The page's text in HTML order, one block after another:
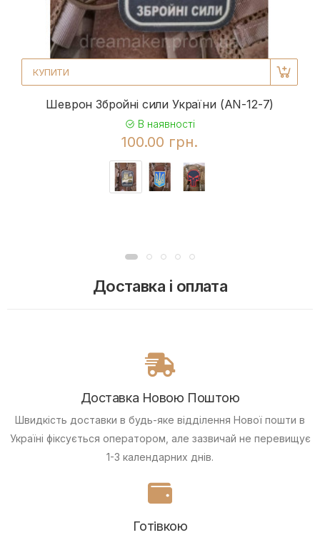
КУПИТИ
Шеврон Збройні сили України (AN-12-7)
В наявності
100.00 грн.
Доставка і оплата
Доставка Новою Поштою
Швидкість доставки в будь-яке відділення Нової пошти в
Україні фіксується оператором, але зазвичай не перевищує
1-3 календарних днів.
Готівкою